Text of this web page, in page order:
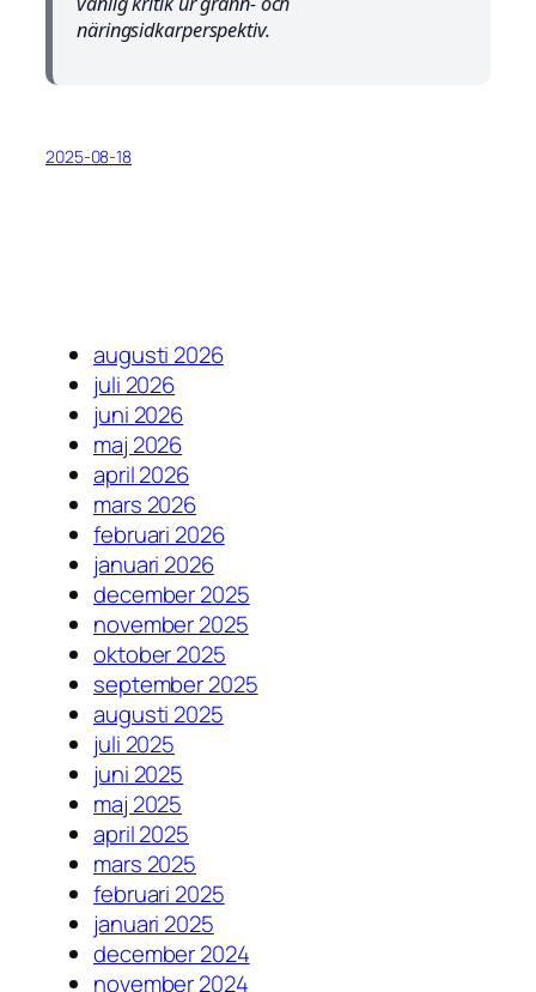
näringsidkarperspektiv.
2025-08-18
augusti 2026
juli 2026
juni 2026
maj 2026
april 2026
mars 2026
februari 2026
januari 2026
december 2025
november 2025
oktober 2025
september 2025
augusti 2025
juli 2025
juni 2025
maj 2025
april 2025
mars 2025
februari 2025
januari 2025
december 2024
november 2024